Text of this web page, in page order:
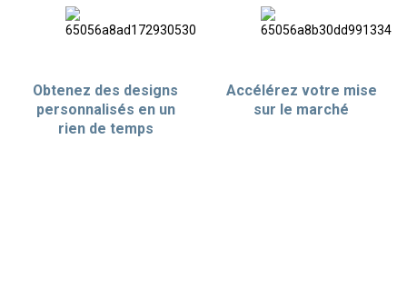
Obtenez des designs
personnalisés en un
rien de temps
Accélérez votre mise
sur le marché